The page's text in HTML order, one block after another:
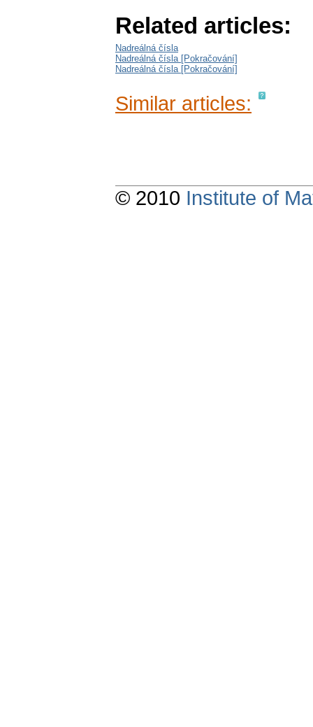
Related articles:
Nadreálná čísla
Nadreálná čísla [Pokračování]
Nadreálná čísla [Pokračování]
Similar articles:
© 2010 Institute of